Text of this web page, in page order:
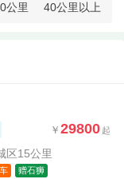
公里 40公里以上
29800
区15公里
赠石狮